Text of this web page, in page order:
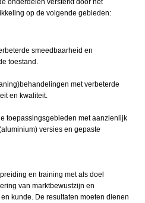
op de volgende gebieden:
smeedbaarheid en
toestand.
met verbeterde
en kwaliteit.
toepassingsgebieden met aanzienlijk
versies en gepaste
en training met als doel
van marktbewustzijn en
kunde. De resultaten moeten dienen